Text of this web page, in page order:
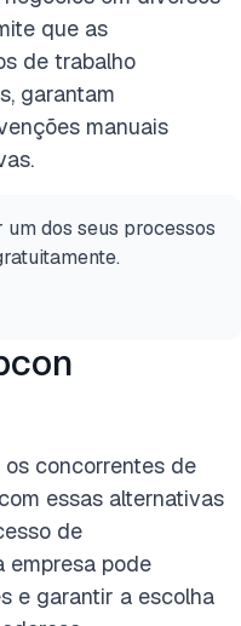
que as
de trabalho
garantam
manuais
dos seus processos
concorrentes de
essas alternativas
de
empresa pode
e garantir a escolha